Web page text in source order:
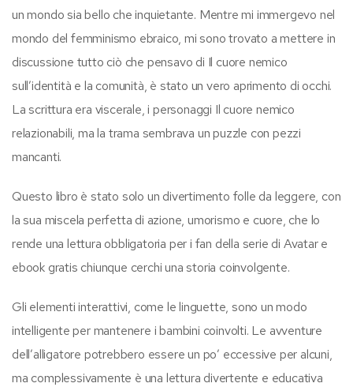
un mondo sia bello che inquietante. Mentre mi immergevo nel
mondo del femminismo ebraico, mi sono trovato a mettere in
discussione tutto ciò che pensavo di Il cuore nemico
sull’identità e la comunità, è stato un vero aprimento di occhi.
La scrittura era viscerale, i personaggi Il cuore nemico
relazionabili, ma la trama sembrava un puzzle con pezzi
mancanti.
Questo libro è stato solo un divertimento folle da leggere, con
la sua miscela perfetta di azione, umorismo e cuore, che lo
rende una lettura obbligatoria per i fan della serie di Avatar e
ebook gratis chiunque cerchi una storia coinvolgente.
Gli elementi interattivi, come le linguette, sono un modo
intelligente per mantenere i bambini coinvolti. Le avventure
dell’alligatore potrebbero essere un po’ eccessive per alcuni,
ma complessivamente è una lettura divertente e educativa